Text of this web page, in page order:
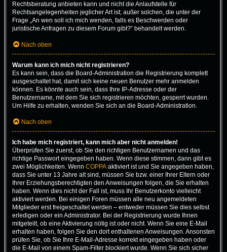
Rechtsberatung anbieten kann und nicht die Anlaufstelle für
Rechtsangelegenheiten jeglicher Art ist; außer solchen, die unter der
Frage „An wen soll ich mich wenden, falls es Beschwerden oder
juristische Anfragen zu diesem Forum gibt?“ behandelt werden.
Nach oben
Warum kann ich mich nicht registrieren?
Es kann sein, dass die Board-Administration die Registrierung komplett
ausgeschaltet hat, damit sich keine neuen Benutzer mehr anmelden
können. Es könnte auch sein, dass Ihre IP-Adresse oder der
Benutzername, mit dem Sie sich registrieren möchten, gesperrt wurden.
Um Hilfe zu erhalten, wenden Sie sich an die Board-Administration.
Nach oben
Ich habe mich registriert, kann mich aber nicht anmelden!
Überprüfen Sie zuerst, ob Sie den richtigen Benutzernamen und das
richtige Passwort eingegeben haben. Wenn diese stimmen, dann gibt es
zwei Möglichkeiten. Wenn COPPA aktiviert ist und Sie angegeben haben,
dass Sie unter 13 Jahre alt sind, müssen Sie bzw. einer Ihrer Eltern oder
Ihrer Erziehungsberechtigten den Anweisungen folgen, die Sie erhalten
haben. Wenn dies nicht der Fall ist, muss Ihr Benutzerkonto vielleicht
aktiviert werden. Bei einigen Foren müssen alle neu angemeldeten
Mitglieder erst freigeschaltet werden – entweder müssen Sie dies selbst
erledigen oder ein Administrator. Bei der Registrierung wurde Ihnen
mitgeteilt, ob eine Aktivierung nötig ist oder nicht. Wenn Sie eine E-Mail
erhalten haben, folgen Sie den dort enthaltenen Anweisungen. Ansonsten
prüfen Sie, ob Sie Ihre E-Mail-Adresse korrekt eingegeben haben oder
die E-Mail von einem Spam-Filter blockiert wurde. Wenn Sie sich sicher